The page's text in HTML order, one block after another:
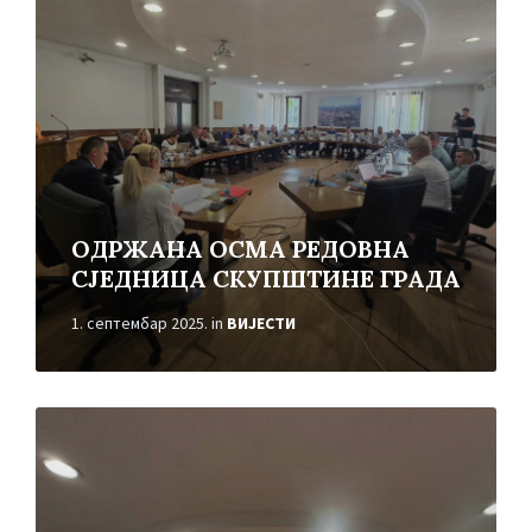
ОДРЖАНА ОСМА РЕДОВНА
СЈЕДНИЦА СКУПШТИНЕ ГРАДА
1. септембар 2025. in ВИЈЕСТИ
Read